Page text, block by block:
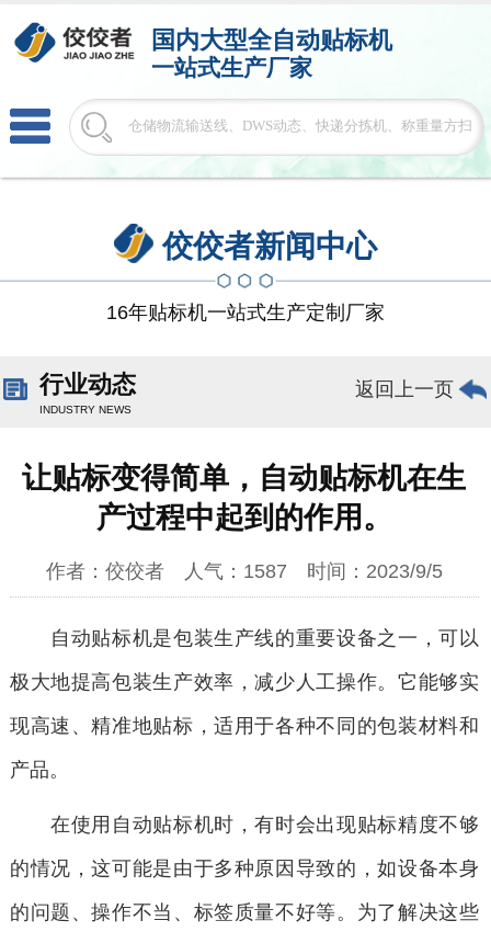
国内大型全自动贴标机
一站式生产厂家
佼佼者新闻中心
16年贴标机一站式生产定制厂家
行业动态
INDUSTRY NEWS
让贴标变得简单，自动贴标机在生
产过程中起到的作用。
作者：佼佼者 人气： 1587 时间： 2023/9/5
返回上一页
自动贴标机是包装生产线的重要设备之一，可以
极大地提高包装生产效率，减少人工操作。它能够实
现高速、精准地贴标，适用于各种不同的包装材料和
产品。
在使用自动贴标机时，有时会出现贴标精度不够
的情况，这可能是由于多种原因导致的，如设备本身
的问题、操作不当、标签质量不好等。为了解决这些